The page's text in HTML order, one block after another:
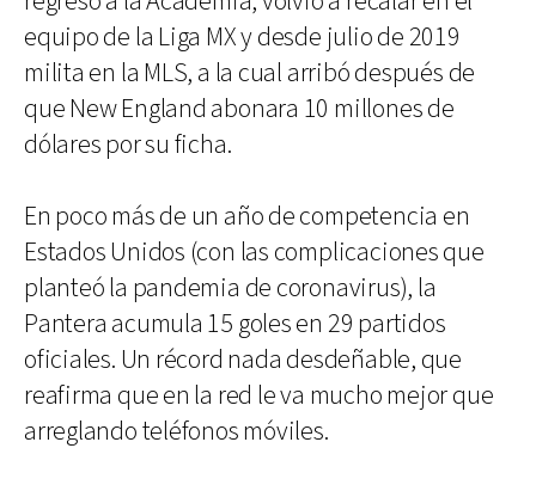
equipo de la Liga MX y desde julio de 2019
milita en la MLS, a la cual arribó después de
que New England abonara 10 millones de
dólares por su ficha.
En poco más de un año de competencia en
Estados Unidos (con las complicaciones que
planteó la pandemia de coronavirus), la
Pantera acumula 15 goles en 29 partidos
oficiales. Un récord nada desdeñable, que
reafirma que en la red le va mucho mejor que
arreglando teléfonos móviles.